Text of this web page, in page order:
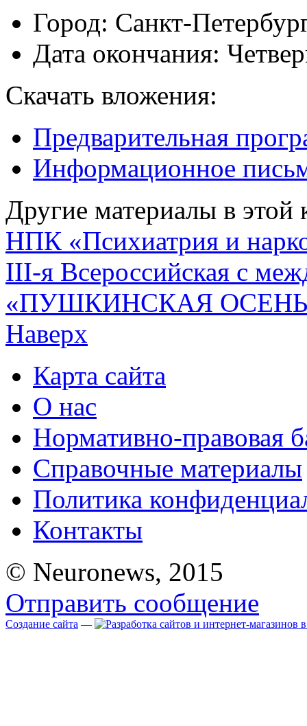
Город: Санкт-
Дата окончания:
Скачать вложения:
Предварительная
Информационное
Другие материалы в этой
НПК «Психиатрия и
III-я Всероссийская с
«ПУШКИНСКАЯ
Наверх
Карта сайта
О нас
Нормативно-правовая
Справочные материалы
Политика
Контакты
© Neuronews, 2015
Отправить сообщение
Создание сайта —